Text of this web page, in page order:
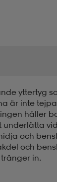
yttertyg
är inte
håller
underlätta
och
och
in.